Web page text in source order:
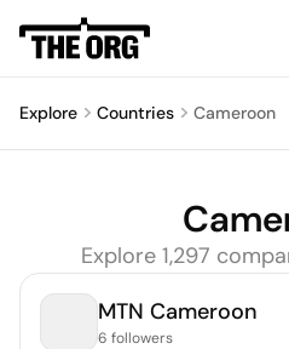
Explore Countries Cameroon
Explore 1,297
MTN Cameroon
6 followers